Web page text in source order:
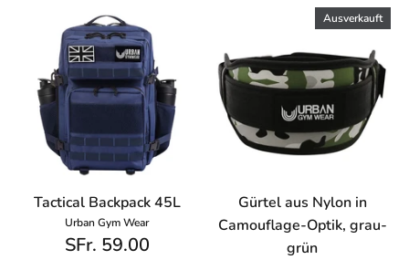
Tactical Backpack 45L
Urban Gym Wear
SFr. 59.00
Gürtel aus Nylon in
Camouflage-Optik, grau-
grün
Ausverkauft